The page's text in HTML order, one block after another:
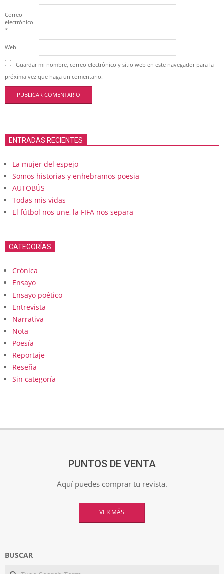
Correo
electrónico
*
Web
Guardar mi nombre, correo electrónico y sitio web en este navegador para la
próxima vez que haga un comentario.
ENTRADAS RECIENTES
La mujer del espejo
Somos historias y enhebramos poesia
AUTOBÚS
Todas mis vidas
El fútbol nos une, la FIFA nos separa
CATEGORÍAS
Crónica
Ensayo
Ensayo poético
Entrevista
Narrativa
Nota
Poesía
Reportaje
Reseña
Sin categoría
PUNTOS DE VENTA
Aquí puedes comprar tu revista.
VER MÁS
BUSCAR
Search